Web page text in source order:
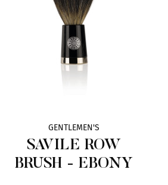
GENTLEMEN'S
SAVILE ROW
BRUSH - EBONY